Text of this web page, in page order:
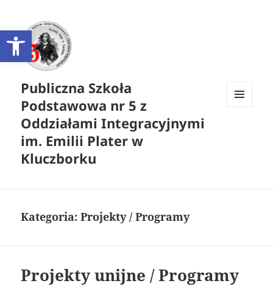
Otwórz pasek narzędzi
Publiczna Szkoła
Podstawowa nr 5 z
Oddziałami Integracyjnymi
im. Emilii Plater w
Kluczborku
Kategoria:Projekty / Programy
Projekty unijne / Programy